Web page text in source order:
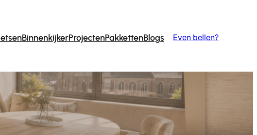
BinnenkijkerProjectenPakkettenBlogs Even bellen?